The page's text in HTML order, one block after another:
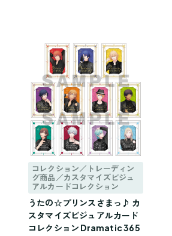
コレクション／トレーディン
グ商品／カスタマイズビジュ
アルカードコレクション
うたの☆プリンスさまっ♪ カ
スタマイズビジュアルカード
コレクション Dramatic 365